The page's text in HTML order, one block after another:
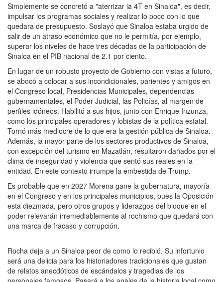
Simplemente se concretó a "aterrizar la 4T en Sinaloa", es decir,
impulsar los programas sociales y realizar lo poco con lo que
quedara de presupuesto. Soslayó que Sinaloa estaba urgido de
salir de un atraso económico que no le permitía, por ejemplo,
superar los niveles de hace tres décadas de la participación de
Sinaloa en el PIB nacional de 2.1 por ciento.
En lugar de un robusto proyecto de Gobierno con vistas a futuro,
se abocó a colocar a sus incondicionales, parientes y amigos en
el Congreso local, Presidencias Municipales, dependencias
gubernamentales, el Poder Judicial, las Policías, al margen de
perfiles idóneos. Habilitó a sus hijos, junto con Enrique Inzunza,
como los principales operadores y lobistas de la política estatal.
Tornó más mediocre de lo que era la gestión pública de Sinaloa.
Además, la mayor parte de los sectores productivos de Sinaloa,
con excepción del turismo en Mazatlán, resultaron dañados por el
clima de inseguridad y violencia que sentó sus reales en la
entidad. En este contexto irrumpe la embestida de Trump.
Es probable que en 2027 Morena gane la gubernatura, mayoría
en el Congreso y en los principales municipios, pues la Oposición
esta diezmada, pero otros grupos y liderazgos del bloque en el
poder relevarán irremediablemente al rochismo que quedará con
una marca de fracaso y corrupción.
Rocha deja a un Sinaloa peor de como lo recibió. Su infortunio
será una delicia para los historiadores tradicionales que gustan
de relatos anecdóticos de escándalos y tragedias de los